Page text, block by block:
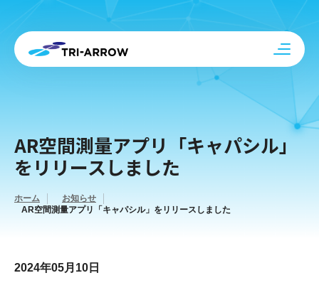
AR空間測量アプリ「キャパシル」
をリリースしました
ホーム
お知らせ
AR空間測量アプリ「キャパシル」をリリースしました
2024年05月10日